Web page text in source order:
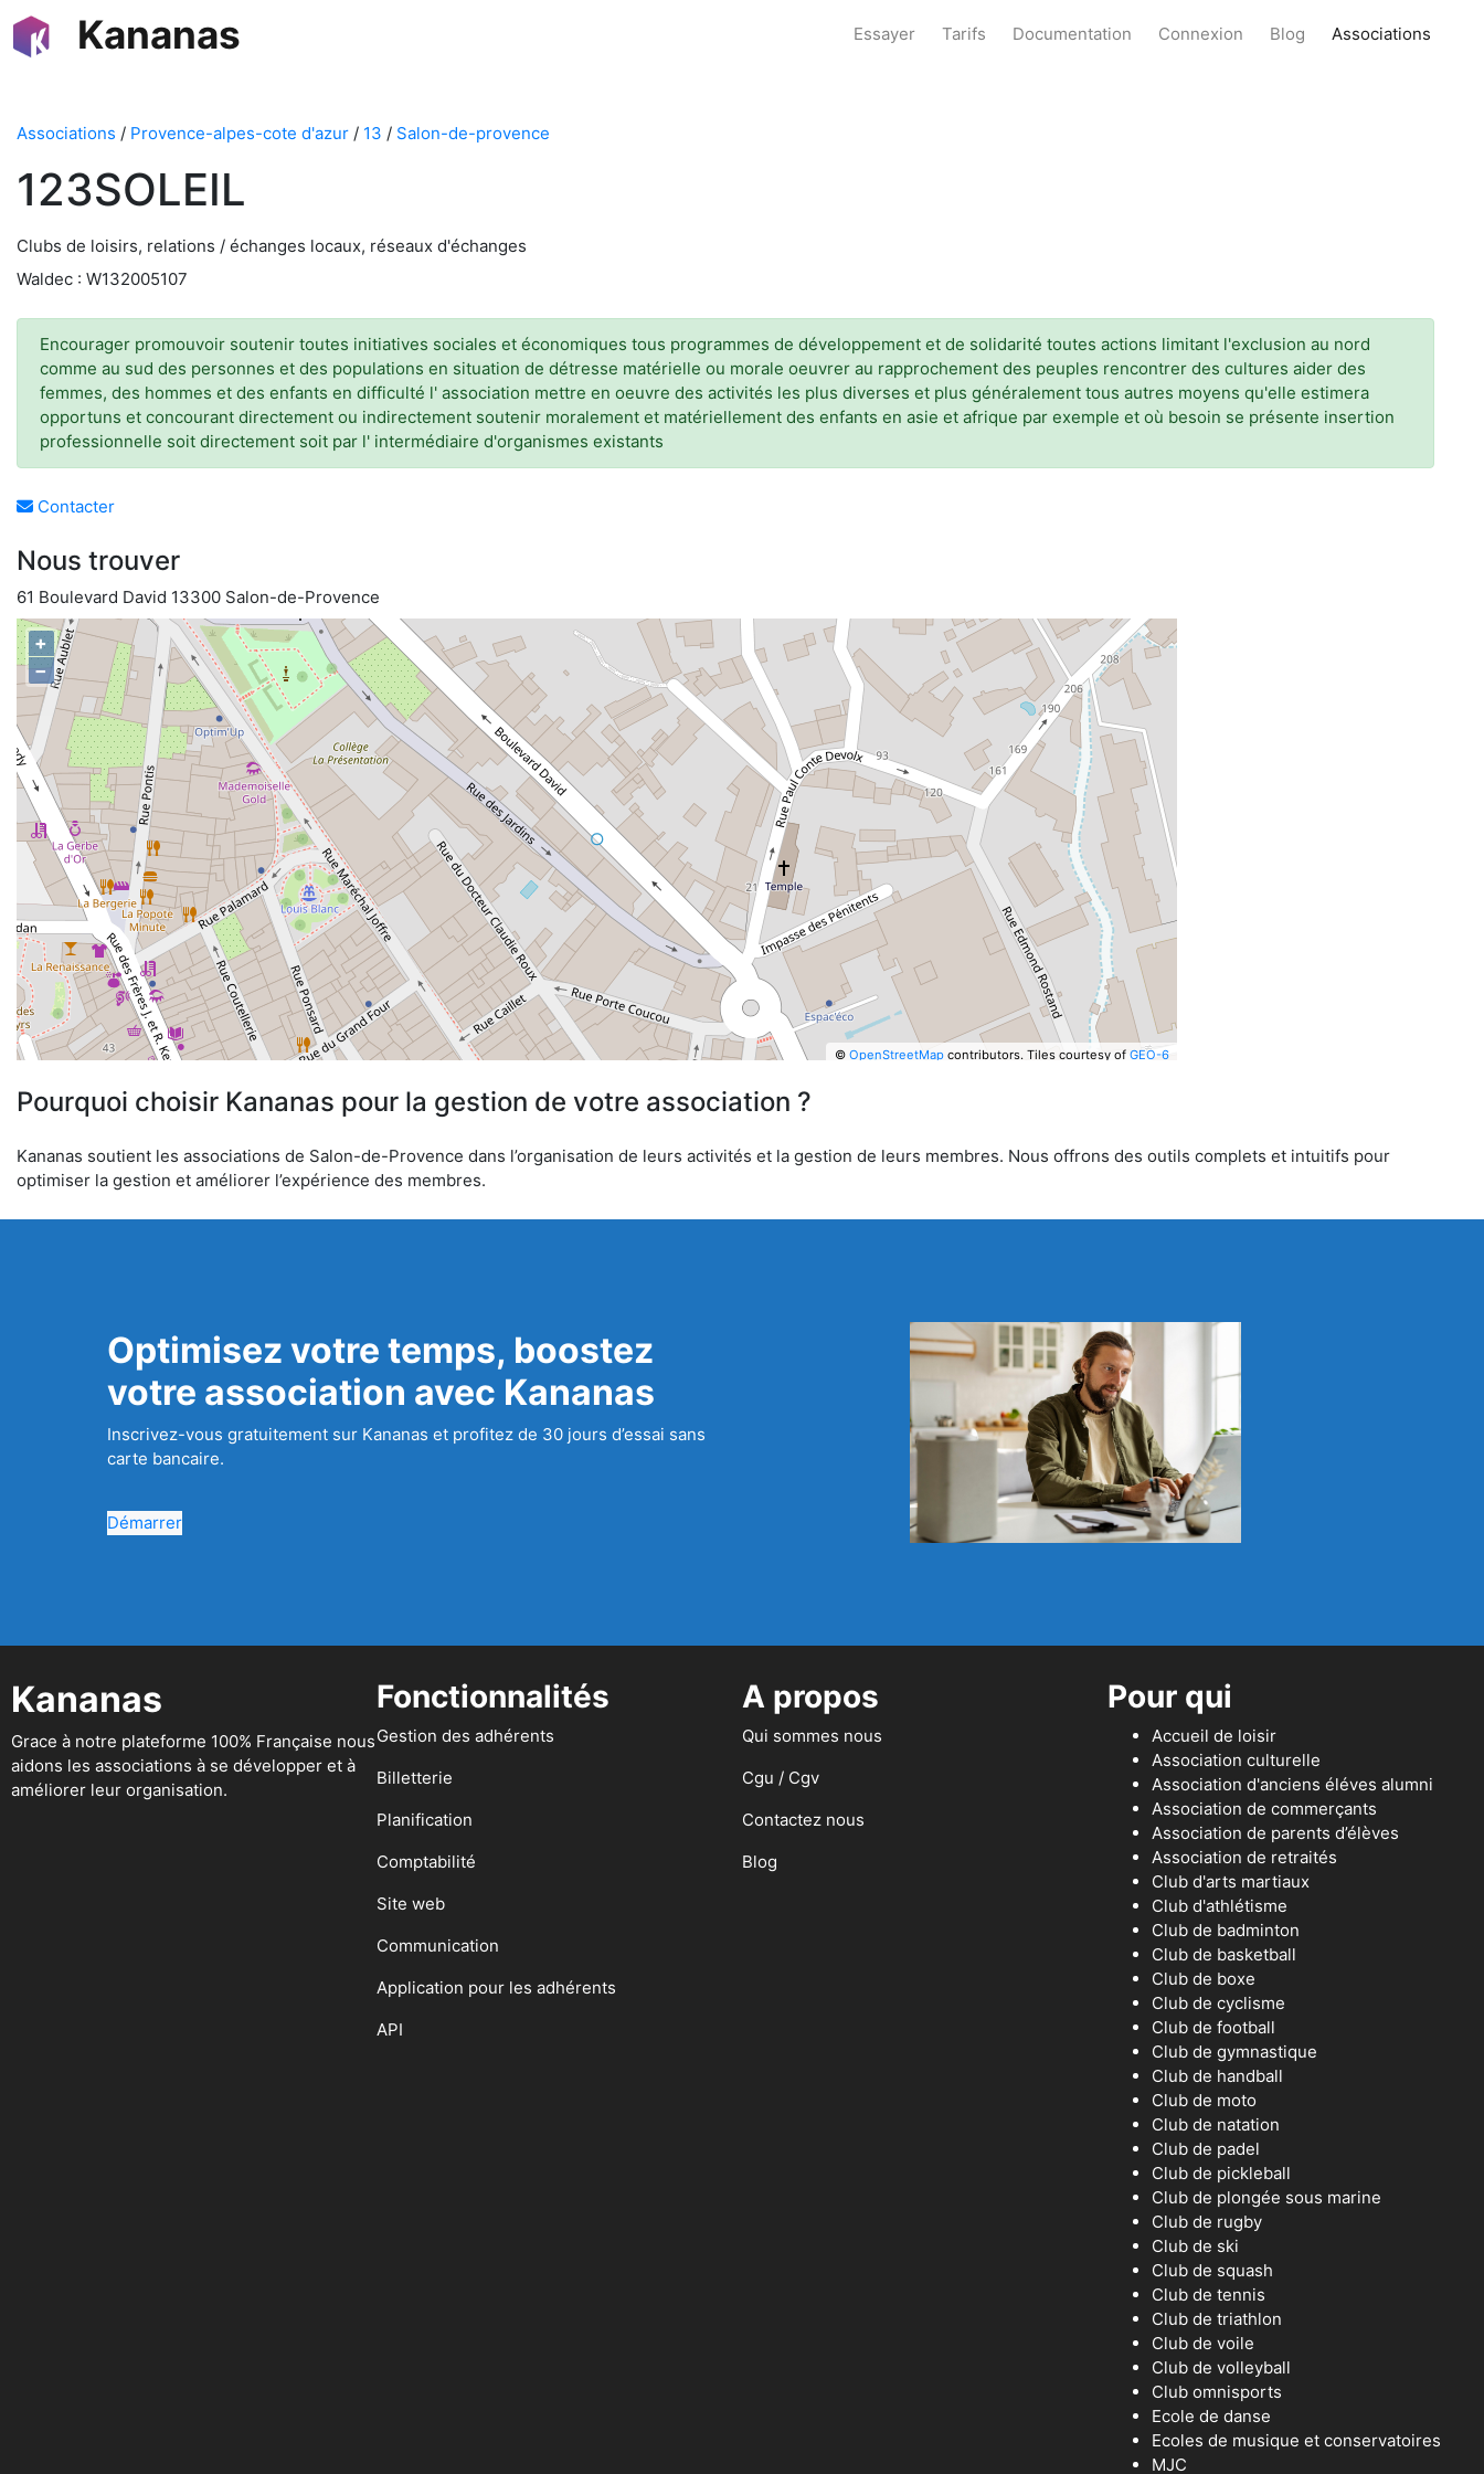
Kananas Essayer Tarifs Documentation Connexion Blog Associations
Associations / Provence-alpes-cote d'azur / 13 / Salon-de-provence
123SOLEIL
Clubs de loisirs, relations / échanges locaux, réseaux d'échanges
Waldec : W132005107
Encourager promouvoir soutenir toutes initiatives sociales et économiques tous programmes de développement et de solidarité toutes actions limitant l'exclusion au nord
comme au sud des personnes et des populations en situation de détresse matérielle ou morale oeuvrer au rapprochement des peuples rencontrer des cultures aider des
femmes, des hommes et des enfants en difficulté l' association mettre en oeuvre des activités les plus diverses et plus généralement tous autres moyens qu'elle estimera
opportuns et concourant directement ou indirectement soutenir moralement et matériellement des enfants en asie et afrique par exemple et où besoin se présente insertion
professionnelle soit directement soit par l' intermédiaire d'organismes existants
Contacter
Nous trouver
61 Boulevard David 13300 Salon-de-Provence
+
−
© OpenStreetMapcontributors. Tiles courtesy of GEO-6
Pourquoi choisir Kananas pour la gestion de votre association ?
Kananas soutient les associations de Salon-de-Provence dans l’organisation de leurs activités et la gestion de leurs membres. Nous offrons des outils complets et intuitifs pour
optimiser la gestion et améliorer l’expérience des membres.
Optimisez votre temps, boostez
votre association avec Kananas
Inscrivez-vous gratuitement sur Kananas et profitez de 30 jours d’essai sans
carte bancaire.
Démarrer
Kananas
Grace à notre plateforme 100% Française nous
aidons les associations à se développer et à
améliorer leur organisation.
Fonctionnalités
Gestion des adhérents
Billetterie
Planification
Comptabilité
Site web
Communication
Application pour les adhérents
API
A propos
Qui sommes nous
Cgu / Cgv
Contactez nous
Blog
Pour qui
Accueil de loisir
Association culturelle
Association d'anciens éléves alumni
Association de commerçants
Association de parents d’élèves
Association de retraités
Club d'arts martiaux
Club d'athlétisme
Club de badminton
Club de basketball
Club de boxe
Club de cyclisme
Club de football
Club de gymnastique
Club de handball
Club de moto
Club de natation
Club de padel
Club de pickleball
Club de plongée sous marine
Club de rugby
Club de ski
Club de squash
Club de tennis
Club de triathlon
Club de voile
Club de volleyball
Club omnisports
Ecole de danse
Ecoles de musique et conservatoires
MJC